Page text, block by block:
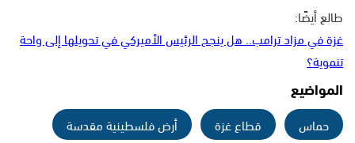
طالع أيضًا:
غزة في مزاد ترامب.. هل ينجح الرئيس الأميركي في تحويلها إلى واحة
تنموية؟
المواضيع
حماس قطاع غزة
أرض فلسطينية مقدسة